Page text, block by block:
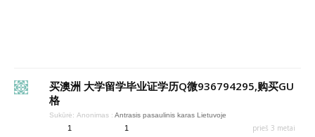
买澳洲 大学留学毕业证学历Q微936794295,购买GU
格
Sukūrė: Anonimas : Antrasis pasaulinis karas Lietuvoje
1 1 prieš 3 metai